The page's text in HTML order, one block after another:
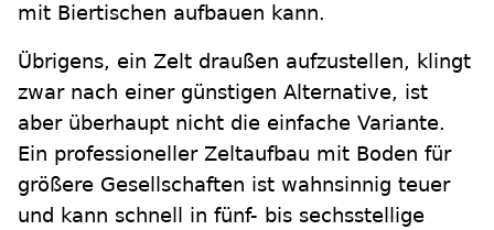
mit Biertischen aufbauen kann.
Übrigens, ein Zelt draußen aufzustellen, klingt
zwar nach einer günstigen Alternative, ist
aber überhaupt nicht die einfache Variante.
Ein professioneller Zeltaufbau mit Boden für
größere Gesellschaften ist wahnsinnig teuer
und kann schnell in fünf- bis sechsstellige